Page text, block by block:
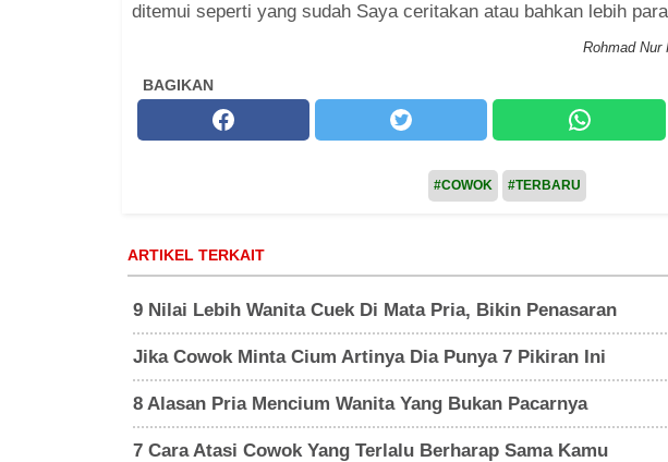
ditemui seperti yang sudah Saya ceritakan atau bahkan lebih
Rohmad Nur
BAGIKAN
#COWOK #TERBARU
ARTIKEL TERKAIT
9 Nilai Lebih Wanita Cuek Di Mata Pria, Bikin Penasaran
Jika Cowok Minta Cium Artinya Dia Punya 7 Pikiran Ini
8 Alasan Pria Mencium Wanita Yang Bukan Pacarnya
7 Cara Atasi Cowok Yang Terlalu Berharap Sama Kamu